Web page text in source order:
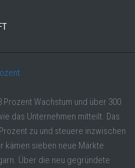
Wachstum und über 300
das Unternehmen mitteilt. Das
zu und steuere inzwischen
kämen sieben neue Märkte
Über die neu gegründete